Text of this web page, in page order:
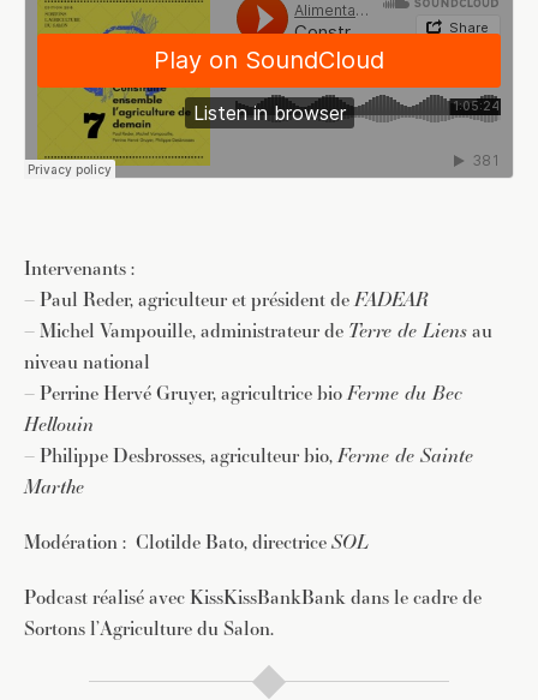
Intervenants :
– Paul Reder, agriculteur et président deFADEAR
– Michel Vampouille, administrateur de Terre de Liensau
niveau national
– Perrine Hervé Gruyer, agricultrice bioFerme du Bec
Hellouin
– Philippe Desbrosses, agriculteur bio,Ferme de Sainte
Marthe
Modération : Clotilde Bato, directriceSOL
Podcast réalisé avec KissKissBankBank dans le cadre de
Sortons l’Agriculture du Salon.